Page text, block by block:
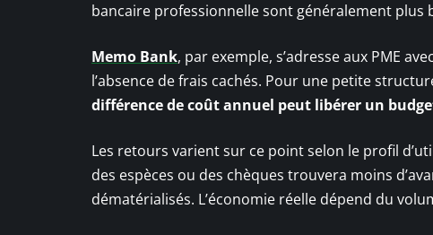
bancaire professionnelle sont généralement plus
Memo Bank, par exemple, s’adresse aux PME
l’absence de frais cachés. Pour une petite
différence de coût annuel peut libérer un
Les retours varient sur ce point selon le profil
des espèces ou des chèques trouvera moins
dématérialisés. L’économie réelle dépend du